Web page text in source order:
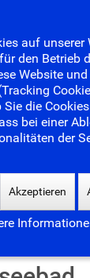
auf unserer
den Betrieb
Website
Sie die
bei einer
der
Akzeptieren